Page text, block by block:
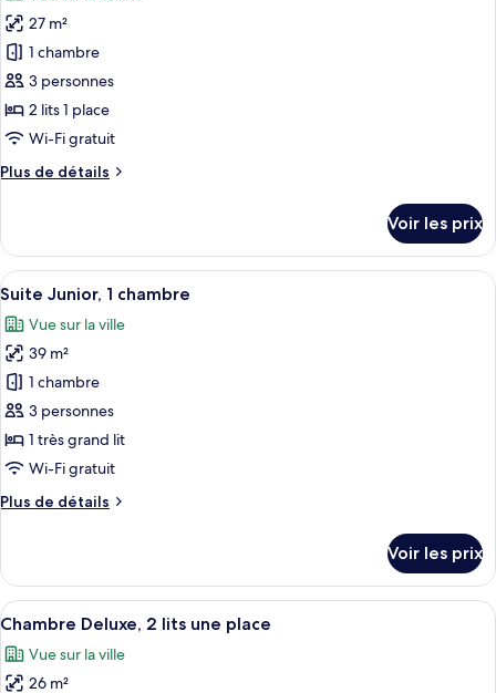
Premium,
très
grand
lit
photos
pour
ce
type
de
chambre :
Chambre
lits
une
place
27 m²
1 chambre
3 personnes
2 lits 1 place
Wi-Fi gratuit
Plus de détails
Plus
le
type
de
Chambre
Premium,
lits
une
place
Voir les prix
Afficher
toutes
les
photos
pour
ce
type
de
chambre :
Suite
chambre
Une chambre d’hôtel avec un
9
Suite Junior, 1 chambre
Vue sur la ville
39 m²
1 chambre
3 personnes
1 très grand lit
Wi-Fi gratuit
Plus de détails
Plus
le
type
de
Suite
Junior,
Voir les prix
Afficher
toutes
les
photos
Une chambre d’hôtel avec deux lits,
15
Chambre Deluxe, 2 lits une place
Vue sur la ville
26 m²